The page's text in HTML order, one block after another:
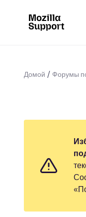
Домой Форумы